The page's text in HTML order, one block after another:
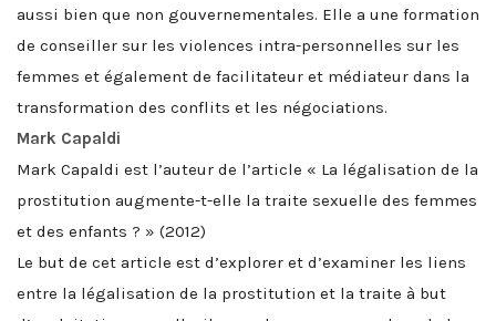
aussi bien que non gouvernementales. Elle a une formation
de conseiller sur les violences intra-personnelles sur les
femmes et également de facilitateur et médiateur dans la
transformation des conflits et les négociations.
Mark Capaldi
Mark Capaldi est l’auteur de l’article « La légalisation de la
prostitution augmente-t-elle la traite sexuelle des femmes
et des enfants ? » (2012)
Le but de cet article est d’explorer et d’examiner les liens
entre la légalisation de la prostitution et la traite à but